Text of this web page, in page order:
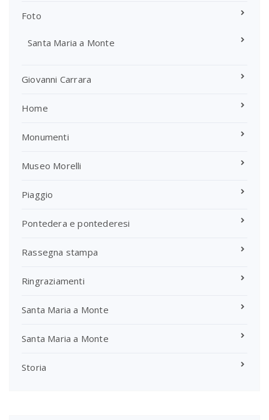
Foto
Santa Maria a Monte
Giovanni Carrara
Home
Monumenti
Museo Morelli
Piaggio
Pontedera e pontederesi
Rassegna stampa
Ringraziamenti
Santa Maria a Monte
Santa Maria a Monte
Storia